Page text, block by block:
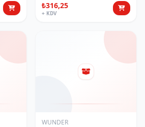
₺316,25
+ KDV
WUNDER